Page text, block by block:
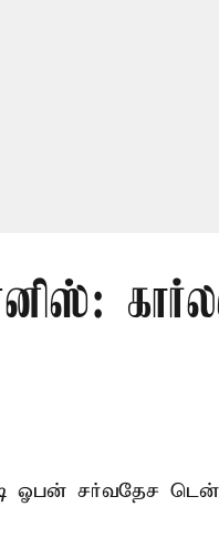
ஓபன் சர்வதேச